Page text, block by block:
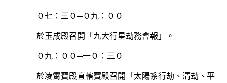
０七：三０─０九：００
於玉成殿召開「九大行星劫務會報」。
０九：００─一０：三０
於凌霄寶殿直轄寶殿召開「太陽系行劫、清劫、平